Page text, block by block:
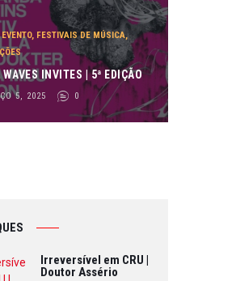
EVENTO, FESTIVAIS DE MÚSICA,
INVITES | 5ª EDIÇÃO
5, 2025 0
Irreversível em CRU |
Doutor Assério